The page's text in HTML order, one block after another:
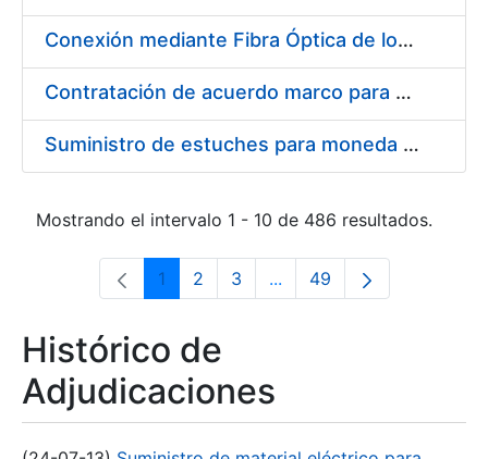
Conexión mediante Fibra Óptica de los Centros de Proceso de Datos (CPDs) de las sedes de la FNMT-RCM de Burgos y Madrid
Contratación de acuerdo marco para el Suministro de Material de Electricidad para la Fábrica Nacional de Moneda y Timbre-Real Casa de la Moneda en su centro de trabajo de Burgos
Suministro de estuches para moneda de 30 €
Mostrando el intervalo 1 - 10 de 486 resultados.
Página
1 Página
2 Página
3 ...Páginas intermedias Use
Página
49
Histórico de
Adjudicaciones